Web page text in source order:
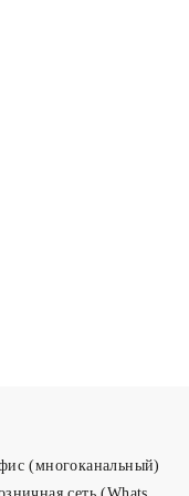
(многоканальный)